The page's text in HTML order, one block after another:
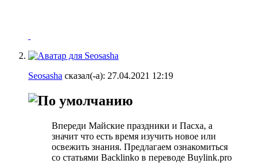
Seosasha сказал(-а): 27.04.2021 12:19
Впереди Майские праздники и Пасха, а
значит что есть время изучить новое или
освежить знания. Предлагаем ознакомиться
со статьями Backlinko в переводе Buylink.pro